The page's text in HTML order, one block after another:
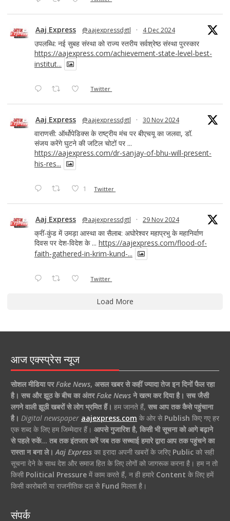
Aaj Express @aajexpressdgtl · 4 Dec 2024
उपलब्धि: नई सुबह संस्था को राज्य स्तरीय सर्वश्रेष्ठ संस्था पुरस्कार
https://aajexpress.com/achievement-state-level-best-
institut...
Twitter
Aaj Express @aajexpressdgtl · 30 Nov 2024
वाराणसी: ऑर्थोपेडिक्स के राष्ट्रीय मंच पर बीएचयू का जलवा, डॉ.
संजय करेंगे घुटने की जटिल चोटों पर ...
https://aajexpress.com/dr-sanjay-of-bhu-will-present-
his-res...
1 Twitter
Aaj Express @aajexpressdgtl · 29 Nov 2024
क्रीं-कुंड में उमड़ा आस्था का सैलाब: अघोरेश्वर महाप्रभु के महानिर्वाण
दिवस पर देश-विदेश के ... https://aajexpress.com/flood-of-
faith-gathered-in-krim-kund-...
Twitter
Load More
आज एक्स्प्रेस न्यूज
सोशल मीडिया परFake News, असल खबर से कहीं ज्यादा तेज इन दिनों फैल रहा
है। सच और झूठ के बीच का अंतरFake Newsने खत्म कर दिया है। सच जैसी
लगने वाली झूठी खबरों से लोग भ्रमित हैं। हम जानते हैं, सच आप तक कैसे पहुंचाना
है। Digital newspaper aajexpress.com के ओर से Publish किए गए हर
एक शब्द के लिए हम जिम्मेदार हैं। आपसे गुजारिश है, किसी भी सूचना को आगे बढ़ाने
से पहले रुकें… तब तक इंतजार करें जब तक सच्चाई हमारे द्वारा आप तक पहुंचने का
रास्ता न बना ले। Aaj Expressका इरादा अपनी खबरों के जरिए Publicको सही
सूचना देने के साथ देश और समाज हित के लिए लोगों को जागरूक करना है। हम न तो
किसी Political Pressureमें काम करते हैं, न ही हमारे Content के लिए हमें
किसी कारोबारी या राजनीतिक दल से Fund मिलता है।
संपर्क